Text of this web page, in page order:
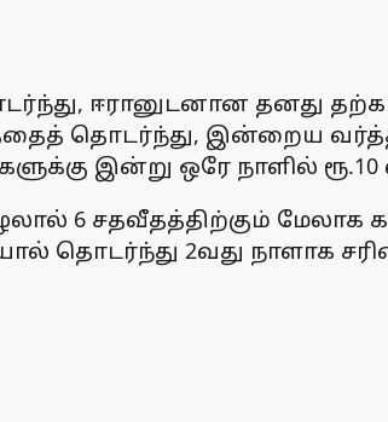
ஈரானுடனான தனது
தொடர்ந்து, இன்றைய
இன்று ஒரே நாளில் ரூ.10
6 சதவீதத்திற்கும்
தொடர்ந்து 2வது நாளாக